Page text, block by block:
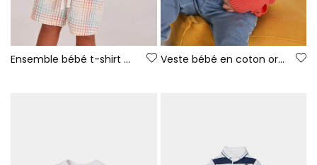
Ensemble bébé t-shirt coton blanc Veste bébé en coton orange